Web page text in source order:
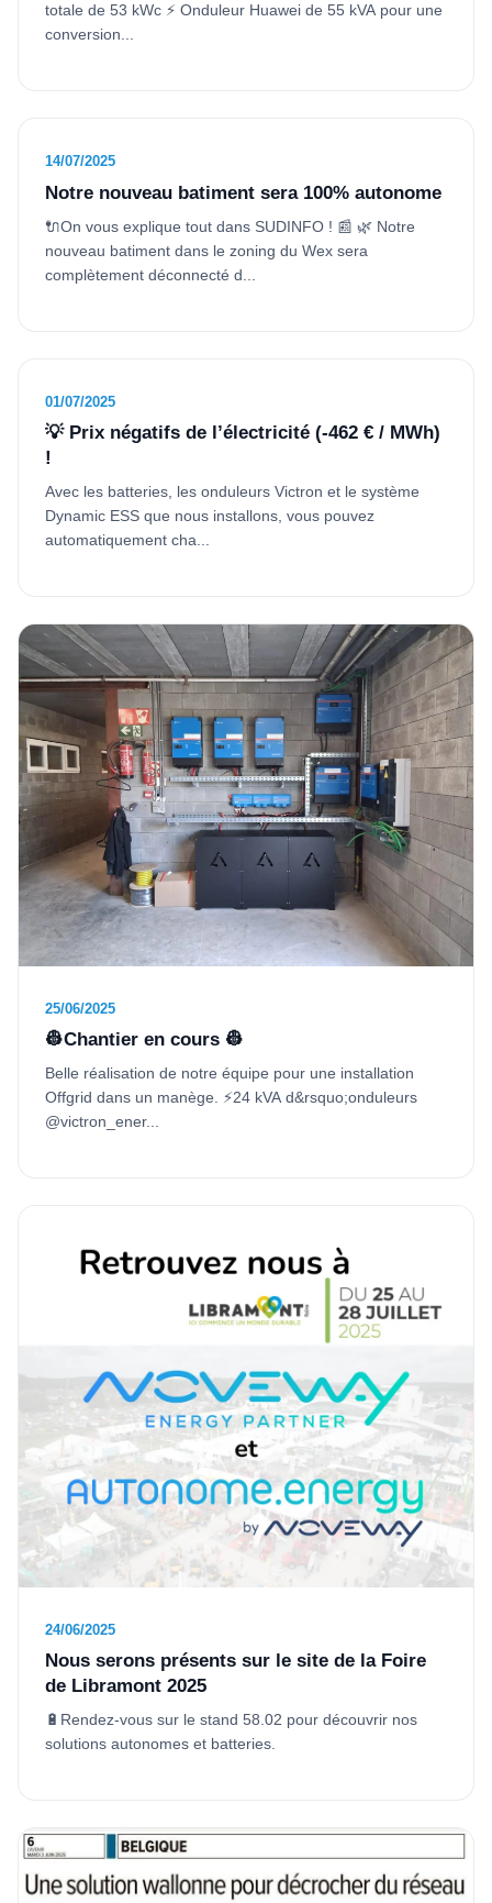
totale de 53 kWc ⚡ Onduleur Huawei de 55 kVA pour une
conversion...
14/07/2025
Notre nouveau batiment sera 100% autonome
🔌On vous explique tout dans SUDINFO ! 📰 🌿 Notre
nouveau batiment dans le zoning du Wex sera
complètement déconnecté d...
01/07/2025
💡 Prix négatifs de l’électricité (-462 € / MWh)
!
Avec les batteries, les onduleurs Victron et le système
Dynamic ESS que nous installons, vous pouvez
automatiquement cha...
25/06/2025
👷Chantier en cours 👷
Belle réalisation de notre équipe pour une installation
Offgrid dans un manège. ⚡24 kVA d&rsquo;onduleurs
@victron_ener...
24/06/2025
Nous serons présents sur le site de la Foire
de Libramont 2025
🔋Rendez-vous sur le stand 58.02 pour découvrir nos
solutions autonomes et batteries.